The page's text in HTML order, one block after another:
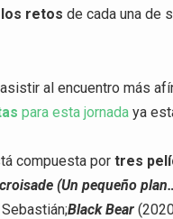
los retosde cada una de
al encuentro más
para esta jornada ya
compuesta por tres
(Un pequeño
Black Bear